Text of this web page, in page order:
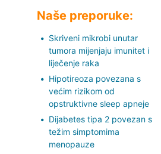
Naše preporuke:
Skriveni mikrobi unutar
tumora mijenjaju imunitet i
liječenje raka
Hipotireoza povezana s
većim rizikom od
opstruktivne sleep apneje
Dijabetes tipa 2 povezan s
težim simptomima
menopauze